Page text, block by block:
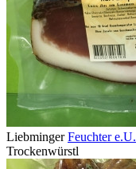
Liebminger Feuchter e.U.
Trockenwürstl